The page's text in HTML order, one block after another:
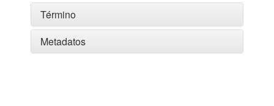
Término
Metadatos